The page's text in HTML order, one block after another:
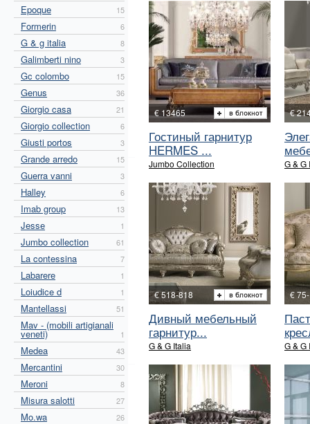
Epoque 15
Formerin 6
G & g italia 8
Galimberti nino 3
Gc colombo 15
Genus 36
Giorgio casa 21
Giorgio collection 6
Giusti portos 3
Grande arredo 15
Guerra vanni 3
Halley 6
Imab group 13
Jesse 1
Jumbo collection 61
La contessina 7
Labarere 1
Loiudice d 1
Mantellassi 51
Mav - (mobili artigianali
veneti) 1
Medea 43
Mercantini 30
Meroni 8
Misura salotti 27
Mo.wa 26
€ 13465
Гостиный гарнитур
HERMES ...
Jumbo Collection
€
G & G
€ 518-818
Дивный мебельный
гарнитур...
G & G Italia
€
G & G